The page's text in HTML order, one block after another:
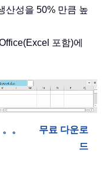
산성을 50% 만큼 높
포함)에
。
무료 다운로
드